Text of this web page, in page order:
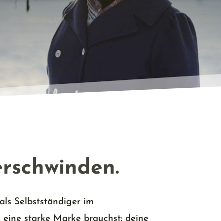
bleiben.
Selbstständiger im
eine starke Marke brauchst: deine